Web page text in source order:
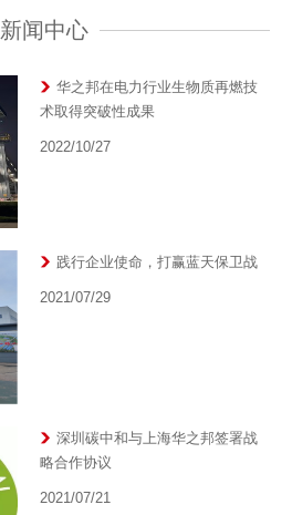
新闻中心
华之邦在电力行业生物质再燃技
术取得突破性成果
2022/10/27
践行企业使命，打赢蓝天保卫战
2021/07/29
深圳碳中和与上海华之邦签署战
略合作协议
2021/07/21